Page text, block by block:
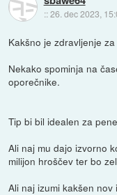
::26. dec 2023,
Kakšno je zdravljenje
Nekako spominja na
oporečnike.
Tip bi bil idealen za
Ali naj mu dajo izvorno
milijon hroščev ter bo
Ali naj izumi kakšen